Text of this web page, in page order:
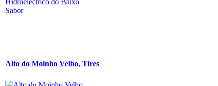
Alto do Moinho Velho, Tires